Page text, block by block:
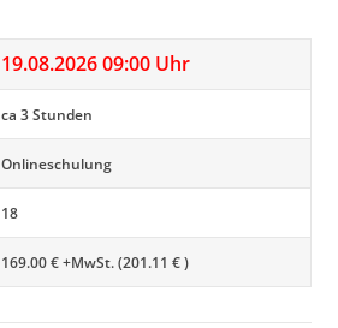
19.08.2026 09:00 Uhr
ca 3 Stunden
Onlineschulung
18
169.00 € +MwSt. (201.11 € )